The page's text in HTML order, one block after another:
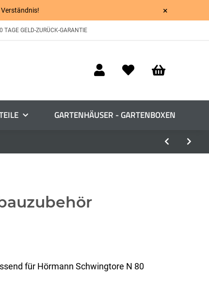
×
TAGE GELD-ZURÜCK-GARANTIE
GARTENHÄUSER - GARTENBOXEN
für Hörmann Schwingtore N 80